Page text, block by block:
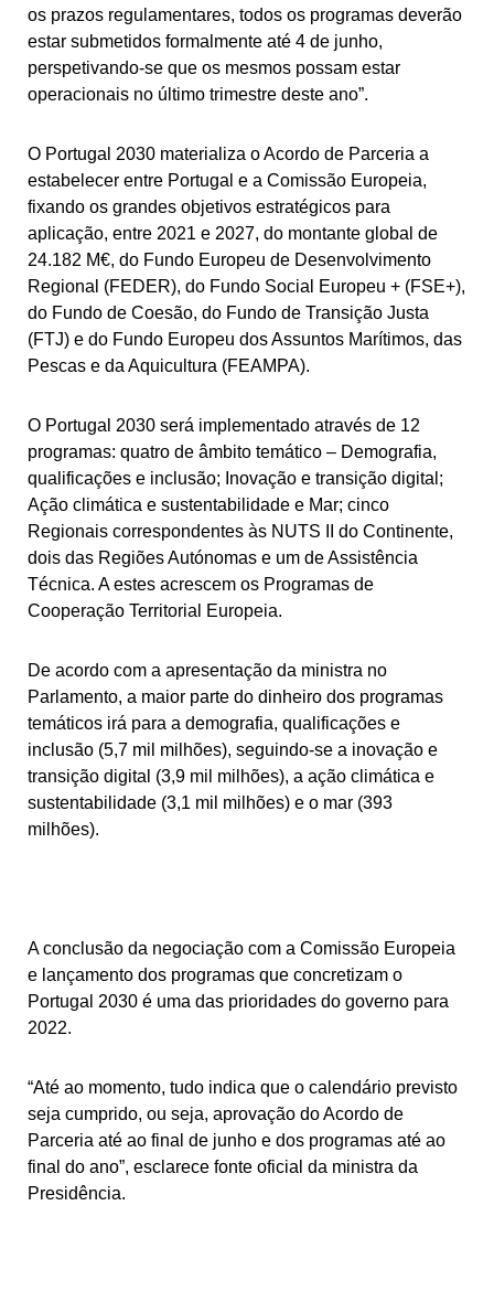
os prazos regulamentares, todos os programas deverão
estar submetidos formalmente até 4 de junho,
perspetivando-se que os mesmos possam estar
operacionais no último trimestre deste ano”.
O Portugal 2030 materializa o Acordo de Parceria a
estabelecer entre Portugal e a Comissão Europeia,
fixando os grandes objetivos estratégicos para
aplicação, entre 2021 e 2027, do montante global de
24.182 M€, do Fundo Europeu de Desenvolvimento
Regional (FEDER), do Fundo Social Europeu + (FSE+),
do Fundo de Coesão, do Fundo de Transição Justa
(FTJ) e do Fundo Europeu dos Assuntos Marítimos, das
Pescas e da Aquicultura (FEAMPA).
O Portugal 2030 será implementado através de 12
programas: quatro de âmbito temático – Demografia,
qualificações e inclusão; Inovação e transição digital;
Ação climática e sustentabilidade e Mar; cinco
Regionais correspondentes às NUTS II do Continente,
dois das Regiões Autónomas e um de Assistência
Técnica. A estes acrescem os Programas de
Cooperação Territorial Europeia.
De acordo com a apresentação da ministra no
Parlamento, a maior parte do dinheiro dos programas
temáticos irá para a demografia, qualificações e
inclusão (5,7 mil milhões), seguindo-se a inovação e
transição digital (3,9 mil milhões), a ação climática e
sustentabilidade (3,1 mil milhões) e o mar (393
milhões).
A conclusão da negociação com a Comissão Europeia
e lançamento dos programas que concretizam o
Portugal 2030 é uma das prioridades do governo para
2022.
“Até ao momento, tudo indica que o calendário previsto
seja cumprido, ou seja, aprovação do Acordo de
Parceria até ao final de junho e dos programas até ao
final do ano”, esclarece fonte oficial da ministra da
Presidência.